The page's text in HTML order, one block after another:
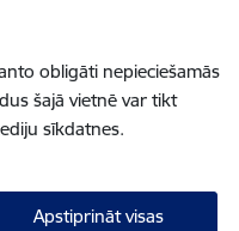
obligāti nepieciešamās
šajā vietnē var tikt
sīkdatnes.
Apstiprināt visas